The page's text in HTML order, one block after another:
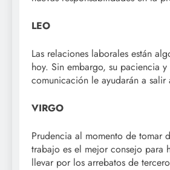
LEO
Las relaciones laborales están
hoy. Sin embargo, su paciencia y
comunicación le ayudarán a salir
VIRGO
Prudencia al momento de tomar
trabajo es el mejor consejo para
llevar por los arrebatos de